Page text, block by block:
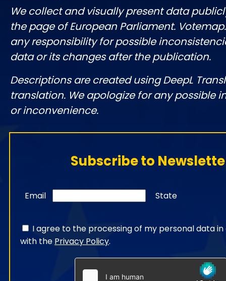
We collect and visually present data
the page of European Parliament.
any responsibility for possible
data or its changes after the publication.
Descriptions are created using DeepL
translation. We apologize for any possible
or inconvenience.
Subscribe to
Email State
I agree to the processing of my personal data
with the Privacy Policy.